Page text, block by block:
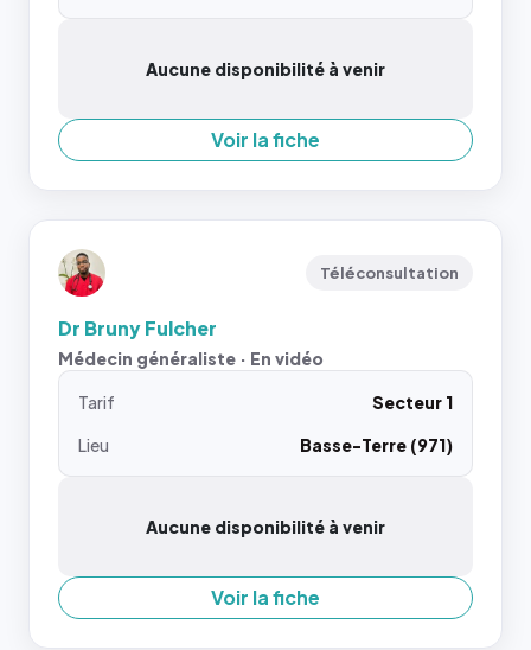
Aucune disponibilité à venir
Voir la fiche
Téléconsultation
Dr Bruny Fulcher
Médecin généraliste · En vidéo
Tarif
Secteur 1
Lieu
Basse-Terre (971)
Aucune disponibilité à venir
Voir la fiche